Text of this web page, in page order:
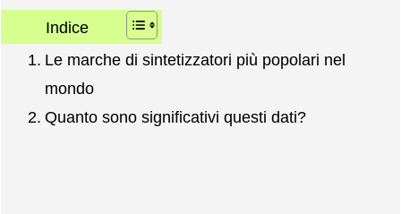
Indice
Le marche di sintetizzatori più popolari nel
mondo
Quanto sono significativi questi dati?